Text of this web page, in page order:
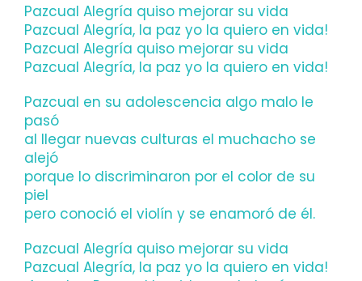
Pazcual Alegría quiso mejorar su vida
Pazcual Alegría, la paz yo la quiero en vida!
Pazcual Alegría quiso mejorar su vida
Pazcual Alegría, la paz yo la quiero en vida!
Pazcual en su adolescencia algo malo le
pasó
al llegar nuevas culturas el muchacho se
alejó
porque lo discriminaron por el color de su
piel
pero conoció el violín y se enamoró de él.
Pazcual Alegría quiso mejorar su vida
Pazcual Alegría, la paz yo la quiero en vida!